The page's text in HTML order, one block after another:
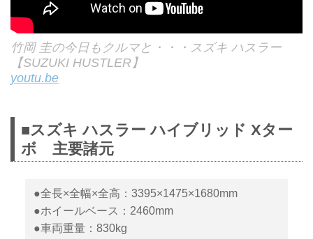
竹岡 圭の今日もクルマと・・・スズキ ハスラー
【SUZUKI HUSTLER】
youtu.be
■スズキ ハスラー ハイブリッド Xター
ボ 主要諸元
●全長×全幅×全高：3395×1475×1680mm
●ホイールベース：2460mm
●車両重量：830kg